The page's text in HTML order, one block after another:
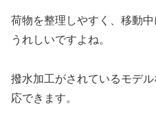
荷物を整理しやすく、移動
うれしいですよね。
撥水加工がされているモデ
応できます。